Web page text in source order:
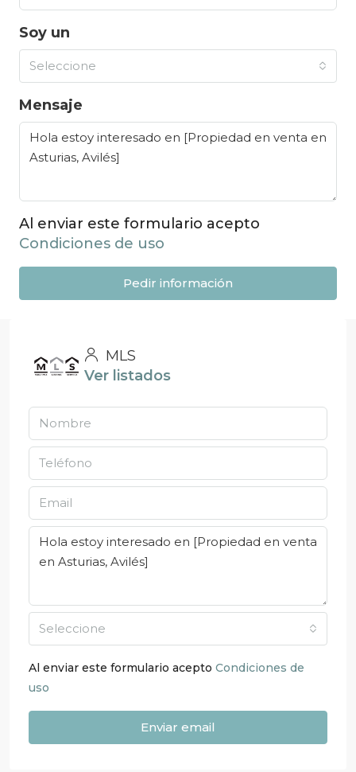
Soy un
Seleccione
Mensaje
Al enviar este formulario acepto
Condiciones de uso
Pedir información
MLS
Ver listados
Seleccione
Al enviar este formulario acepto Condiciones de
uso
Enviar email